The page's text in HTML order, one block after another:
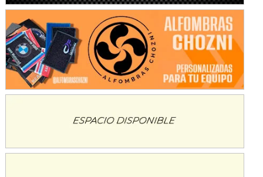
KDO - F6
Ciudad de Trenque Lauquen (Asfalto)
Trenque Lauquen (Buenos Aires)
ENTRERRIANO - F6 (POSTERGADA)
Parque de la Velocidad (Asfalto)
Villaguay (Entre Ríos)
PATAGONICO - F6